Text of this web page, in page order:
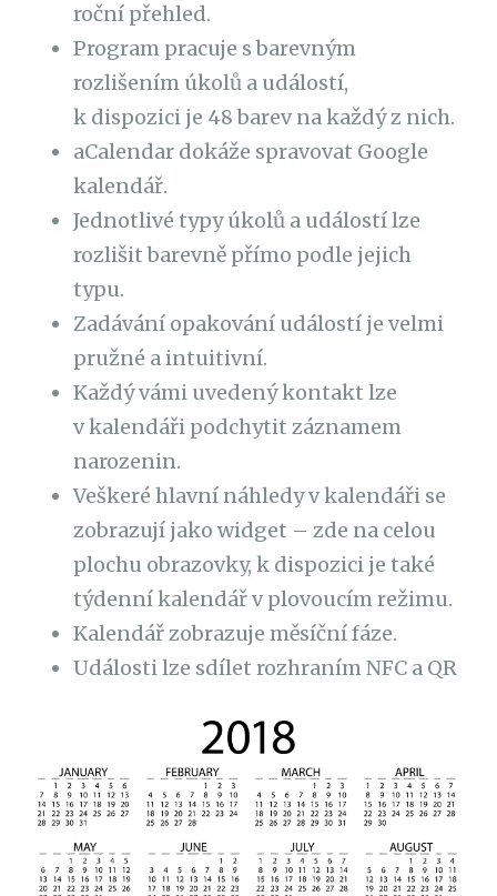
roční přehled.
Program pracuje s barevným
rozlišením úkolů a událostí,
k dispozici je 48 barev na každý z nich.
aCalendar dokáže spravovat Google
kalendář.
Jednotlivé typy úkolů a událostí lze
rozlišit barevně přímo podle jejich
typu.
Zadávání opakování událostí je velmi
pružné a intuitivní.
Každý vámi uvedený kontakt lze
v kalendáři podchytit záznamem
narozenin.
Veškeré hlavní náhledy v kalendáři se
zobrazují jako widget – zde na celou
plochu obrazovky, k dispozici je také
týdenní kalendář v plovoucím režimu.
Kalendář zobrazuje měsíční fáze.
Události lze sdílet rozhraním NFC a QR